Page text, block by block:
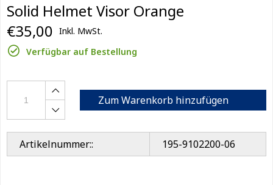
Solid Helmet Visor Orange
€35,00 Inkl. MwSt.
Verfügbar auf Bestellung
Zum Warenkorb hinzufügen
Artikelnummer:: 195-9102200-06